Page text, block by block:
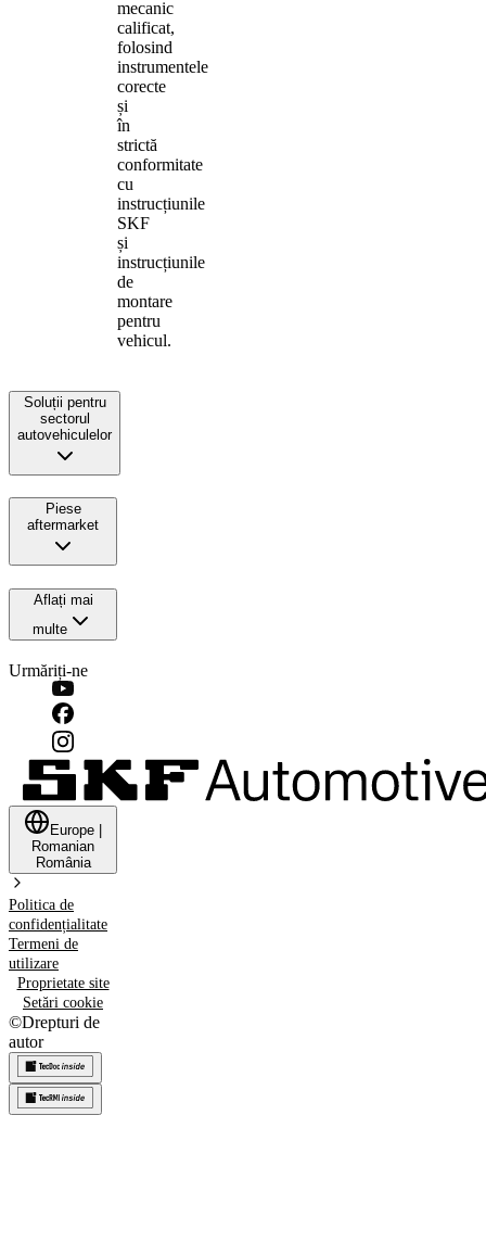
mecanic
calificat,
folosind
instrumentele
corecte
și
în
strictă
conformitate
cu
instrucțiunile
SKF
și
instrucțiunile
de
montare
pentru
vehicul.
Soluții pentru
sectorul
autovehiculelor
Piese
aftermarket
Aflați mai
multe
Urmăriți-ne
Europe
Romanian
România
Politica de
confidențialitate
Termeni de
utilizare
Proprietate site
Setări cookie
©Drepturi de
autor